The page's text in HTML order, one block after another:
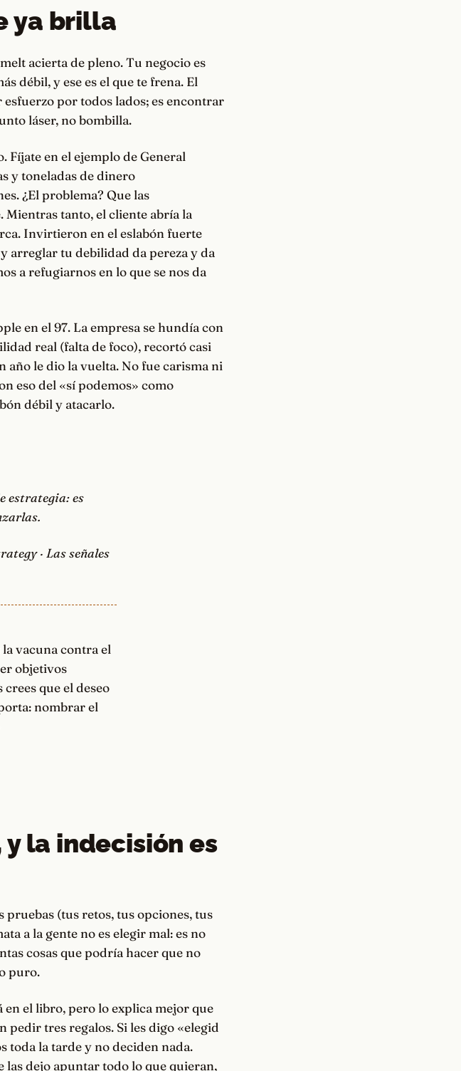
ya brilla
acierta de pleno. Tu negocio es
débil, y ese es el que te frena. El
por todos lados; es encontrar
láser, no bombilla.
Fíjate en el ejemplo de General
y toneladas de dinero
¿El problema? Que las
tanto, el cliente abría la
Invirtieron en el eslabón fuerte
arreglar tu debilidad da pereza y da
a refugiarnos en lo que se nos da
en el 97. La empresa se hundía con
real (falta de foco), recortó casi
año le dio la vuelta. No fue carisma ni
eso del «sí podemos» como
débil y atacarlo.
estrategia: es
· Las señales
vacuna contra el
objetivos
que el deseo
nombrar el
la indecisión es
pruebas (tus retos, tus opciones, tus
a la gente no es elegir mal: es no
cosas que podría hacer que no
puro.
en el libro, pero lo explica mejor que
pedir tres regalos. Si les digo «elegid
toda la tarde y no deciden nada.
las dejo apuntar todo lo que quieran,